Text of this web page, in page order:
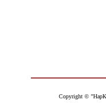
Copyright ©